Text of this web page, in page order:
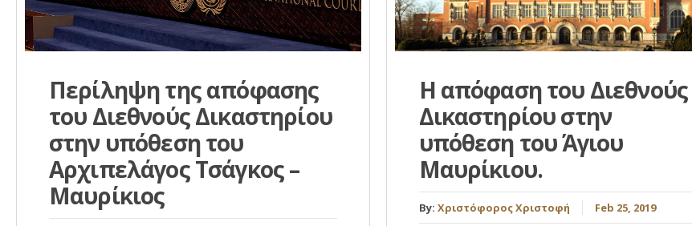
Περίληψη της απόφασης
του Διεθνούς Δικαστηρίου
στην υπόθεση του
Αρχιπελάγος Τσάγκος –
Μαυρίκιος
Η απόφαση του Διεθνούς
Δικαστηρίου στην
υπόθεση του Άγιου
Μαυρίκιου.
By: Χριστόφορος Χριστοφή Feb 25, 2019